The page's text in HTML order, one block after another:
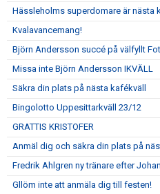
Hässleholms superdomare är nästa
Kvalavancemang!
Björn Andersson succé på välfyllt
Missa inte Björn Andersson IKVÄLL
Säkra din plats på nästa kafékväll
Bingolotto Uppesittarkväll 23/12
GRATTIS KRISTOFER
Anmäl dig och säkra din plats på
Fredrik Ahlgren ny tränare efter
Gllöm inte att anmäla dig till festen!